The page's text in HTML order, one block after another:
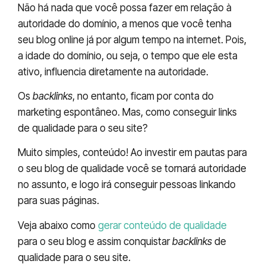
Não há nada que você possa fazer em relação à
autoridade do domínio, a menos que você tenha
seu blog online já por algum tempo na internet. Pois,
a idade do domínio, ou seja, o tempo que ele esta
ativo, influencia diretamente na autoridade.
Os backlinks, no entanto, ficam por conta do
marketing espontâneo. Mas, como conseguir links
de qualidade para o seu site?
Muito simples, conteúdo! Ao investir em pautas para
o seu blog de qualidade você se tornará autoridade
no assunto, e logo irá conseguir pessoas linkando
para suas páginas.
Veja abaixo como gerar conteúdo de qualidade
para o seu blog e assim conquistarbacklinks de
qualidade para o seu site.